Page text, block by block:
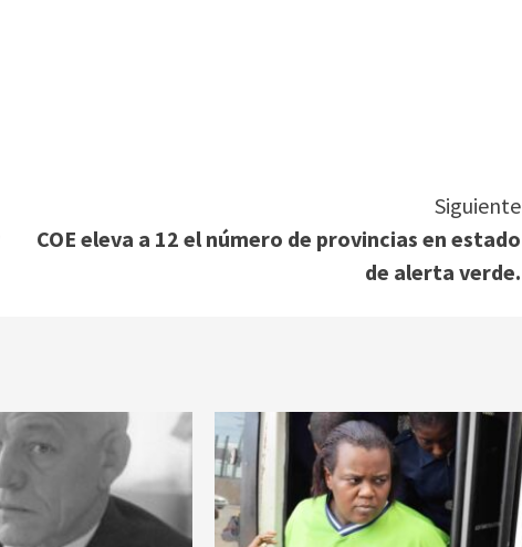
Siguiente
COE eleva a 12 el número de provincias en estado
de alerta verde.